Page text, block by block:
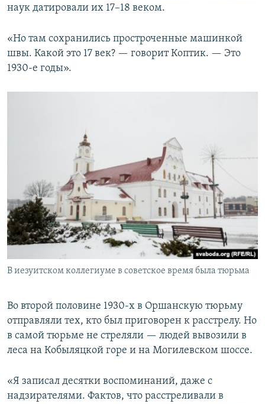
наук датировали их 17–18 веком.
«Но там сохранились простроченные машинкой
швы. Какой это 17 век? — говорит Коптик. — Это
1930-е годы».
В иезуитском коллегиуме в советское время была тюрьма
Во второй половине 1930-х в Оршанскую тюрьму
отправляли тех, кто был приговорен к расстрелу. Но
в самой тюрьме не стреляли — людей вывозили в
леса на Кобыляцкой горе и на Могилевском шоссе.
«Я записал десятки воспоминаний, даже с
надзирателями. Фактов, что расстреливали в